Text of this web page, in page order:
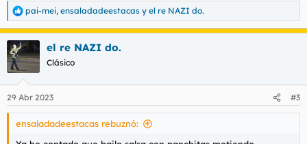
R
e
a
c
c
i
e
s
pai-mei, ensaladadeestacas y el re NAZI do.
el re NAZI do.
Clásico
29 Abr 2023 #3
ensaladadeestacas rebuznó: